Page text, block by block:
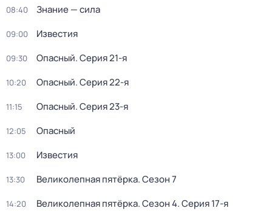
08:40 Знание — сила
09:00 Известия
09:30 Опасный. Серия 21-я
10:20 Опасный. Серия 22-я
11:15 Опасный. Серия 23-я
12:05 Опасный
13:00 Известия
13:30 Великолепная пятёрка. Сезон 7
14:20 Великолепная пятёрка. Сезон 4. Серия 17-я